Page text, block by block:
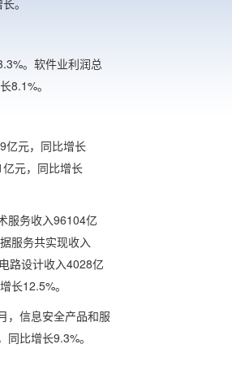
。
。软件业利润总
8.1%。
亿元，同比增长
元，同比增长
服务收入96104亿
服务共实现收入
路设计收入4028亿
长12.5%。
，信息安全产品和服
比增长9.3%。